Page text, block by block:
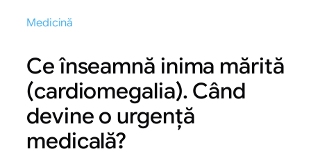
Medicină
Ce înseamnă inima mărită
(cardiomegalia). Când
devine o urgență
medicală?